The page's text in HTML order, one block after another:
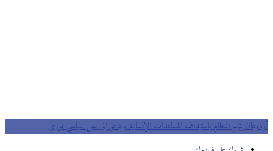
أردوغان يتهم النظام باستهداف المساعدات الإنسانية ويدعو إلى حل سياسي فوري